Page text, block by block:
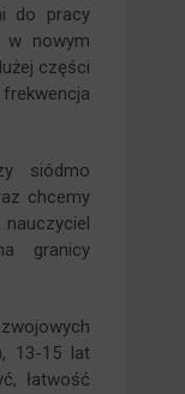
do pracy
w nowym
części
siódmo
chcemy
granicy
13-15 lat
łatwość